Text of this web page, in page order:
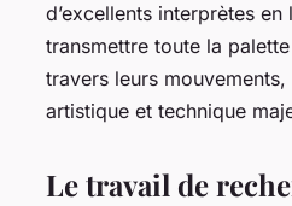
d’excellents interprètes
transmettre toute la
travers leurs
artistique et technique
Le travail de